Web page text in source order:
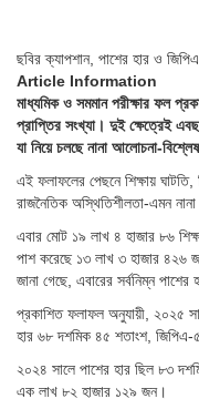
ছবির ক্যাপশান, পাশের হার ও
Article Information
মাধ্যমিক ও সমমান পরীক্ষার ফল
প্রাপ্তির সংখ্যা। দুই ক্ষেত্রেই
যা নিয়ে চলছে নানা আলোচনা-
এই ফলাফলের পেছনে শিক্ষায় ঘাটতি,
রাজনৈতিক অস্থিতিশীলতা-এমন
এবার মোট ১৯ লাখ ৪ হাজার ৮৬
পাশ করেছে ১৩ লাখ ৩ হাজার ৪২৬
জানা গেছে, এবারের সর্বনিম্ন
প্রকাশিত ফলাফল অনুযায়ী, ২০২৫
হার ৬৮ দশমিক ৪৫ শতাংশ, জিপিএ-৫
২০২৪ সালে পাশের হার ছিল ৮৩
এক লাখ ৮২ হাজার ১২৯ জন।